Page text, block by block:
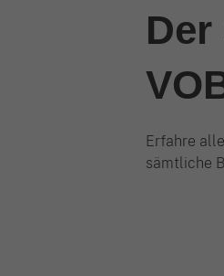
Erfahre
sämtliche